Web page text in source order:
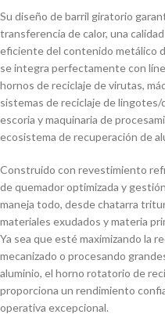
Su diseño de barril giratorio
transferencia de calor, una
eficiente del contenido metálico
se integra perfectamente con
hornos de reciclaje de virutas,
sistemas de reciclaje de
escoria y maquinaria de
ecosistema de recuperación de
Construido con revestimiento
de quemador optimizada y
maneja todo, desde chatarra
materiales exudados y materia
Ya sea que esté maximizando la
mecanizado o procesando
aluminio, el horno rotatorio de
proporciona un rendimiento
operativa excepcional.